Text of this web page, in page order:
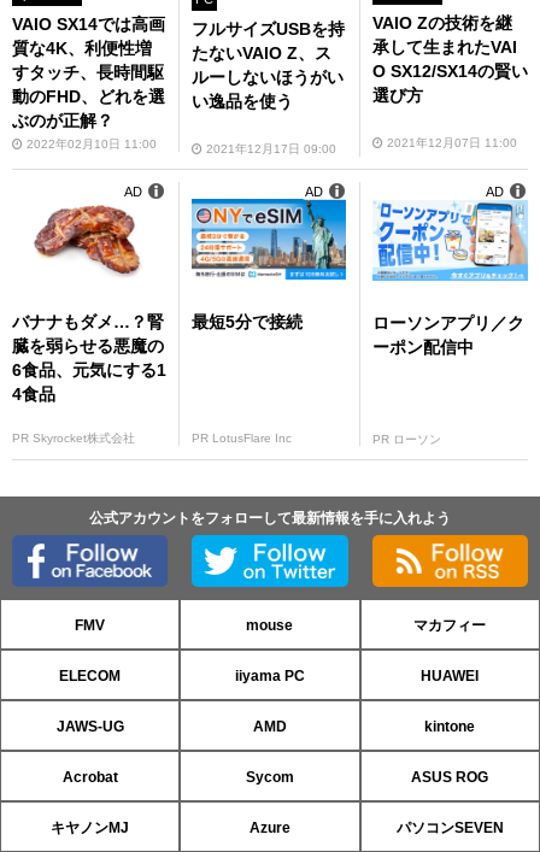
VAIO SX14では高画
質な4K、利便性増
すタッチ、長時間駆
動のFHD、どれを選
ぶのが正解？
2022年02月10日 11:00
フルサイズUSBを持
たないVAIO Z、ス
ルーしないほうがい
い逸品を使う
2021年12月17日 09:00
VAIO Zの技術を継
承して生まれたVAI
O SX12/SX14の賢い
選び方
2021年12月07日 11:00
バナナもダメ…？腎
臓を弱らせる悪魔の
6食品、元気にする1
4食品
PR Skyrocket株式会社
AD
最短5分で接続
PR LotusFlare Inc
AD
ローソンアプリ／ク
ーポン配信中
PR ローソン
AD
公式アカウントをフォローして最新情報を手に入れよう
FMV mouse マカフィー
ELECOM iiyama PC HUAWEI
JAWS-UG AMD kintone
Acrobat Sycom ASUS ROG
キヤノンMJ Azure パソコンSEVEN